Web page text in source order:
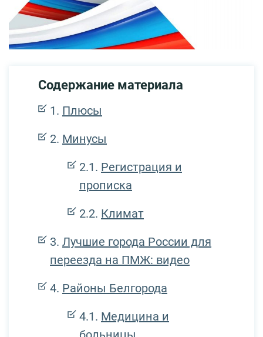
Содержание материала
Плюсы
Минусы
Регистрация и
прописка
Климат
Лучшие города России для
переезда на ПМЖ: видео
Районы Белгорода
Медицина и